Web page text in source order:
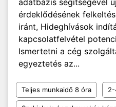
adatbázis segítségével
érdeklődésének
iránt, Hideghívások
kapcsolatfelvétel
Ismertetni a cég
egyeztetés az...
Teljes munkaidő 8 óra 2-